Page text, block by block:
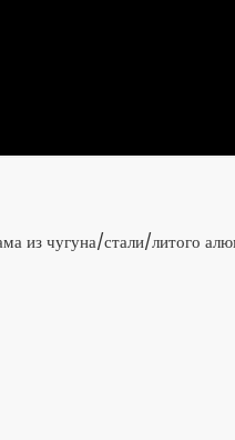
из чугуна/стали/литого